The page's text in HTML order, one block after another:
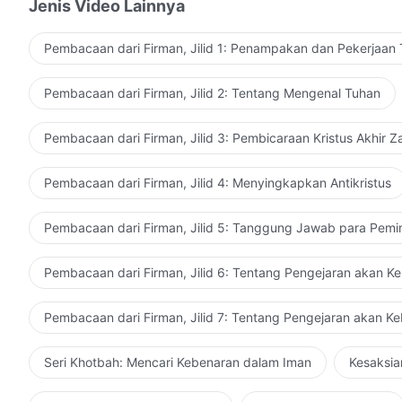
makna mendalam di balik semua firman ini. Meski
berkeinginan untuk menempatkan pernyataan ini
buku catatanmu, dan melihatnya kembali serta
yang lain yang bahkan tidak mau repot-repot
memanfaatkannya dengan baik. Namun, mengapa
apa yang akan engkau semua pikirkan, Aku harus
dengan bagaimana Tuhan menetapkan kesudahan
pernyataan ini, atau bagaimana engkau semua
semua: Jika seseorang dapat menerapkan
Tuhan dan menjauhi kejahatan, maka mereka
seseorang dengan kesudahan yang baik. Jika
pernyataan ini, maka bisa dikatakan bahwa
pernyataan ini untuk persiapan mentalmu sendiri, dan
yang Tuhan gunakan untuk mengukurmu.
Jenis Video Lainnya
Pembacaan dari Firman, Jilid 1: Penampakan dan Pekerjaan
Pembacaan dari Firman, Jilid 2: Tentang Mengenal Tuhan
Pembacaan dari Firman, Jilid 3: Pembicaraan Kristus Akhir
Pembacaan dari Firman, Jilid 4: Menyingkapkan Antikristus
Pembacaan dari Firman, Jilid 5: Tanggung Jawab para
Pembacaan dari Firman, Jilid 6: Tentang Pengejaran akan
Pembacaan dari Firman, Jilid 7: Tentang Pengejaran akan
Seri Khotbah: Mencari Kebenaran dalam Iman